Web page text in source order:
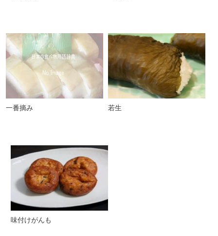
一番摘み 若生
味付けがんも